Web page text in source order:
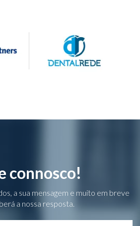
connosco!
a sua mensagem e muito em breve
a nossa resposta.